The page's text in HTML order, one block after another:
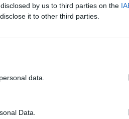
by us to third parties on the
it to other third parties.
data.
Data.
összeg a számla harmadik
tartozik, melynek olvasása